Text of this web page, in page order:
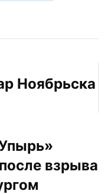
Ноябрьска
взрыва